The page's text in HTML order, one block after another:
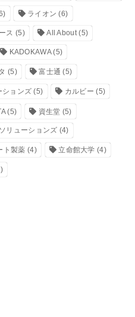
ライオン (6)
ス (5) All About(5)
KADOKAWA(5)
(5) 富士通 (5)
ションズ (5) カルビー (5)
(5) 資生堂 (5)
リューションズ (4)
ト製薬 (4) 立命館大学 (4)